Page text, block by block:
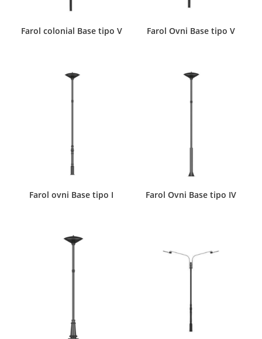
Farol colonial Base tipo V Farol Ovni Base tipo V
Farol ovni Base tipo I Farol Ovni Base tipo IV